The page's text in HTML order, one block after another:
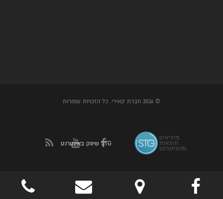
© 2026 חברת קאירי. כל הזכויות שמורות
שיווק באינטרנט STG